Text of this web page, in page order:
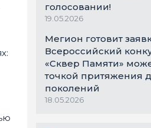
голосовании!
19.05.2026
Мегион готовит
Всероссийский
«Сквер Памяти»
точкой притяжения
поколений
18.05.2026